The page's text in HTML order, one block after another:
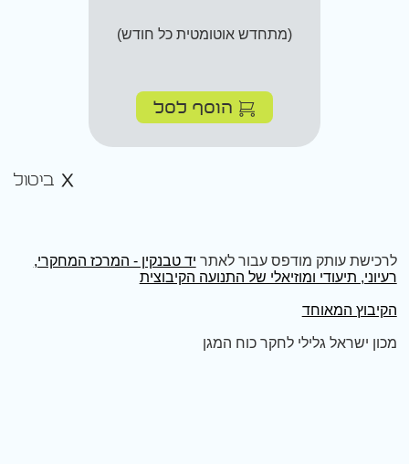
(מתחדש אוטומטית כל חודש)
הוסף לסל
ביטול
לרכישת עותק מודפס עבור לאתר יד טבנקין - המרכז המחקרי,
רעיוני, תיעודי ומוזיאלי של התנועה הקיבוצית
הקיבוץ המאוחד
מכון ישראל גלילי לחקר כוח המגן